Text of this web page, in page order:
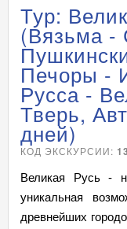
Тур:
(Вязьма -
Печоры -
Русса -
Тверь,
дней)
КОД ЭКСКУРСИИ:
Великая Русь -
уникальная
древнейших